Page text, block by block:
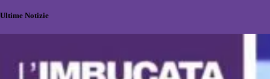
Ultime Notizie